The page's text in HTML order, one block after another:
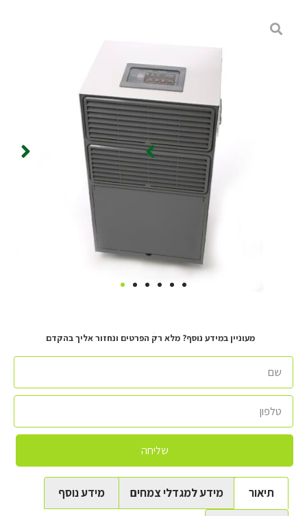
מעוניין במידע נוסף? מלא רק הפרטים ונחזור אליך בהקדם
שליחה
תיאור מידע למגדלי צמחים מידע נוסף